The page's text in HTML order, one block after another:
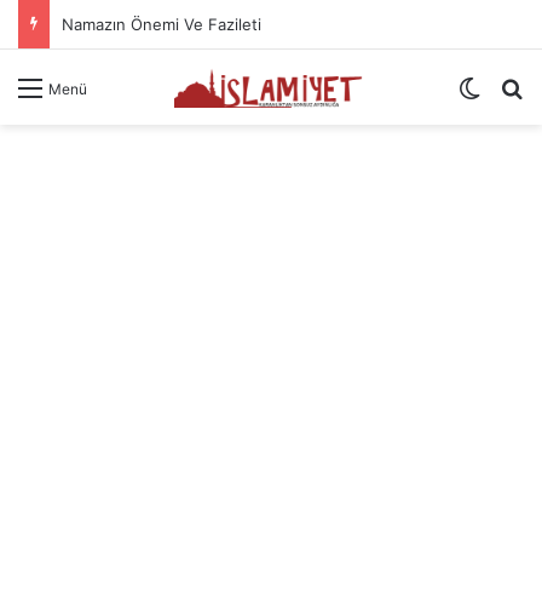
Namazın Önemi Ve Fazileti
Menü Dış